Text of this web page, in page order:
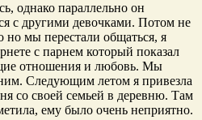
однако параллельно он
с другими девочками. Потом не
мы перестали общаться, я
с парнем который показал
отношения и любовь. Мы
ним. Следующим летом я привезла
со своей семьей в деревню. Там
ему было очень неприятно.